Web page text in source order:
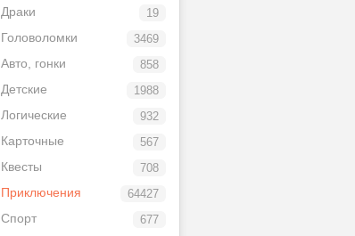
19
Драки
3469
Головоломки
858
Авто, гонки
1988
Детские
932
Логические
567
Карточные
708
Квесты
64427
Приключения
677
Спорт